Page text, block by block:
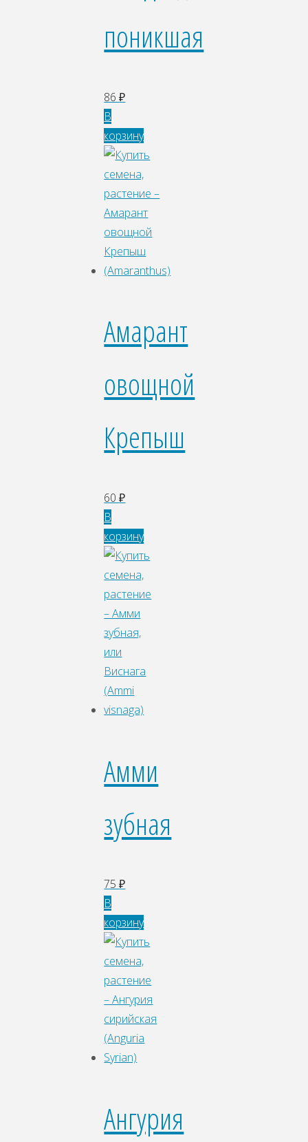
поникшая
86₽
В
корзину
Амарант
овощной
Крепыш
60₽
В
корзину
Амми
зубная
75₽
В
корзину
Ангурия